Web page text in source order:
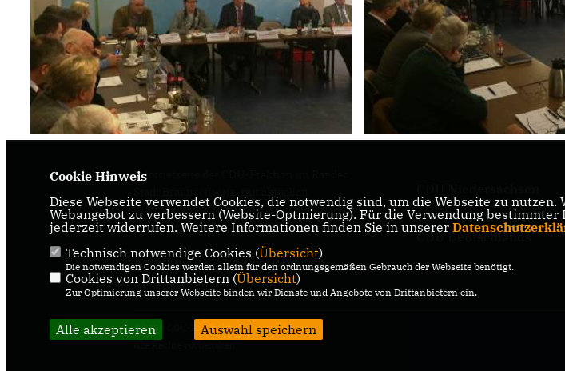
Internetseite der CDU-Fraktion im Rat der
Informationen rund um die Kommunalpolitik
in der zweitgrößten Stadt Niedersachsens.
IMPRESSUM
DATENSCHUTZ
KONTAKT
CDU Deutschlands
@2026 CDU-Ratsfraktion Braunschweig
Cookie Hinweis
Diese Webseite verwendet Cookies, die notwendig sind, um die Webseite zu
Webangebot zu verbessern (Website-Optmierung). Für die Verwendung
jederzeit widerrufen. Weitere Informationen finden Sie in unserer
Technisch notwendige Cookies (Übersicht)
Die notwendigen Cookies werden allein für den ordnungsgemäßen Gebrauch der Webseite benötigt.
Cookies von Drittanbietern (Übersicht)
Zur Optimierung unserer Webseite binden wir Dienste und Angebote von Drittanbietern ein.
Alle akzeptieren Auswahl speichern